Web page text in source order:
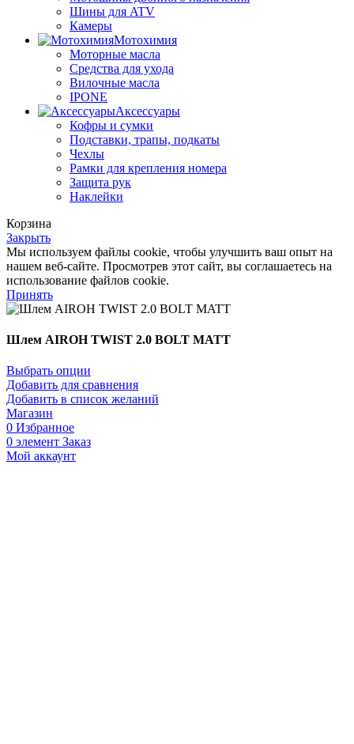
Шины для ATV
Камеры
Мотохимия
Моторные масла
Средства для ухода
Вилочные масла
IPONE
Аксессуары
Кофры и сумки
Подставки, трапы, подкаты
Чехлы
Рамки для крепления номера
Защита рук
Наклейки
Корзина
Закрыть
Мы используем файлы cookie, чтобы улучшить ваш опыт на
нашем веб-сайте. Просмотрев этот сайт, вы соглашаетесь на
использование файлов cookie.
Принять
Шлем AIROH TWIST 2.0 BOLT MATT
Выбрать опции
Добавить для сравнения
Добавить в список желаний
Магазин
0 Избранное
0 элемент Заказ
Мой аккаунт